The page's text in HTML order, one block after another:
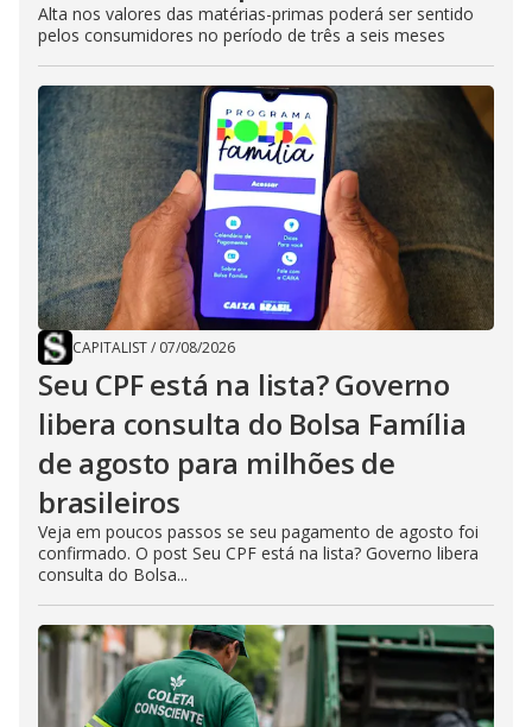
Alta nos valores das matérias-primas poderá ser sentido
pelos consumidores no período de três a seis meses
CAPITALIST/ 07/08/2026
Seu CPF está na lista? Governo
libera consulta do Bolsa Família
de agosto para milhões de
brasileiros
Veja em poucos passos se seu pagamento de agosto foi
confirmado. O post Seu CPF está na lista? Governo libera
consulta do Bolsa...